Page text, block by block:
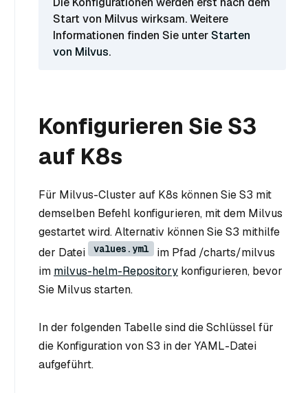
Start von Milvus wirksam. Weitere
Informationen finden Sie unterStarten
von Milvus.
Konfigurieren Sie S3
auf K8s
Für Milvus-Cluster auf K8s können Sie S3 mit
demselben Befehl konfigurieren, mit dem Milvus
gestartet wird. Alternativ können Sie S3 mithilfe
der Datei
values.yml
im Pfad /charts/milvus
im milvus-helm-Repository konfigurieren, bevor
Sie Milvus starten.
In der folgenden Tabelle sind die Schlüssel für
die Konfiguration von S3 in der YAML-Datei
aufgeführt.